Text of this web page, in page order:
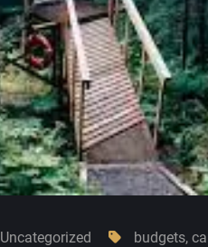
Uncategorized budgets,